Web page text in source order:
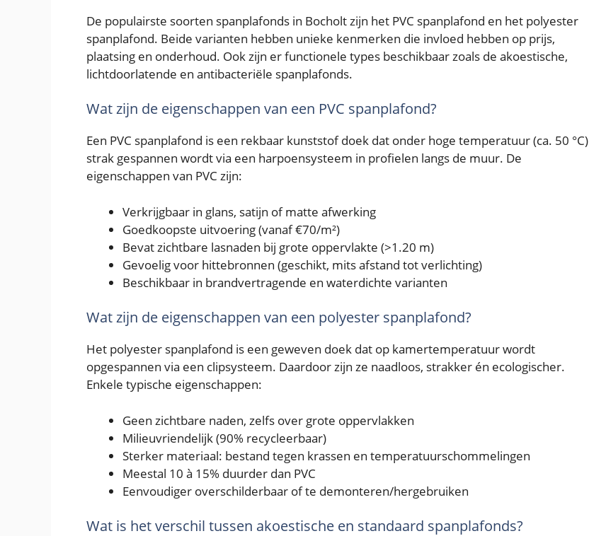
De populairste soorten spanplafonds in Bocholt zijn het PVC spanplafond en het polyester
spanplafond. Beide varianten hebben unieke kenmerken die invloed hebben op prijs,
plaatsing en onderhoud. Ook zijn er functionele types beschikbaar zoals de akoestische,
lichtdoorlatende en antibacteriële spanplafonds.
Wat zijn de eigenschappen van een PVC spanplafond?
Een PVC spanplafond is een rekbaar kunststof doek dat onder hoge temperatuur (ca. 50 °C)
strak gespannen wordt via een harpoensysteem in profielen langs de muur. De
eigenschappen van PVC zijn:
Verkrijgbaar in glans, satijn of matte afwerking
Goedkoopste uitvoering (vanaf €70/m²)
Bevat zichtbare lasnaden bij grote oppervlakte (>1.20 m)
Gevoelig voor hittebronnen (geschikt, mits afstand tot verlichting)
Beschikbaar in brandvertragende en waterdichte varianten
Wat zijn de eigenschappen van een polyester spanplafond?
Het polyester spanplafond is een geweven doek dat op kamertemperatuur wordt
opgespannen via een clipsysteem. Daardoor zijn ze naadloos, strakker én ecologischer.
Enkele typische eigenschappen:
Geen zichtbare naden, zelfs over grote oppervlakken
Milieuvriendelijk (90% recycleerbaar)
Sterker materiaal: bestand tegen krassen en temperatuurschommelingen
Meestal 10 à 15% duurder dan PVC
Eenvoudiger overschilderbaar of te demonteren/hergebruiken
Wat is het verschil tussen akoestische en standaard spanplafonds?